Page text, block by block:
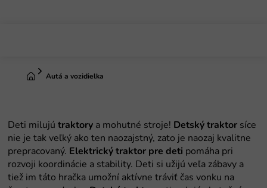
DomovAutá a vozidielka
Deti milujú traktory a mohutné stroje! Detskýtraktor síce
nie je tak veľký ako ten naozajstný, zato je naozaj kvalitne
prepracovaný. Elektrickýtraktor pre deti pomáha pri
rozvoji koordinácie a stability. Deti si užijú veľa zábavy a
tiež im táto hračka umožní aktívne tráviť čas vonku na